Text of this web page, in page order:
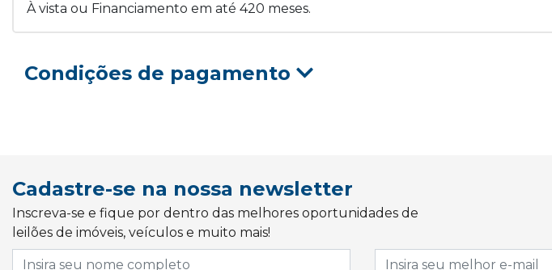
À vista ou Financiamento em até 420 meses.
Condições de pagamento
Cadastre-se na nossa newsletter
Inscreva-se e fique por dentro das melhores oportunidades de
leilões de imóveis, veículos e muito mais!